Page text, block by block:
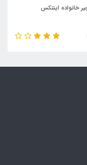
خانواده اینتکس